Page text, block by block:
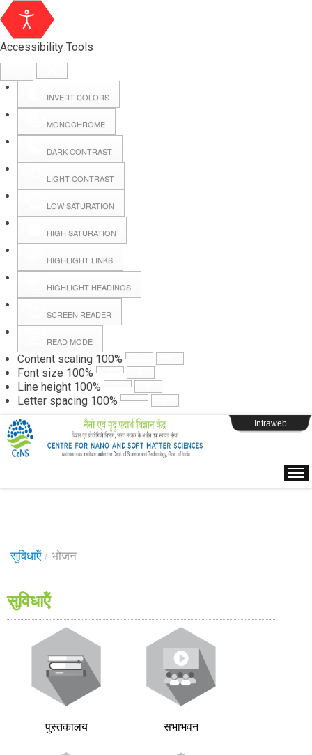
Accessibility Tools
INVERT COLORS
MONOCHROME
DARK CONTRAST
LIGHT CONTRAST
LOW SATURATION
HIGH SATURATION
HIGHLIGHT LINKS
HIGHLIGHT HEADINGS
SCREEN READER
READ MODE
Content scaling 100%
Font size 100%
Line height 100%
Letter spacing 100%
Hall Booking
Forms
Webpage Login
Intraweb
सुविधाऍं / भोजन
सुविधाऍं
पुस्तकालय सभाभवन